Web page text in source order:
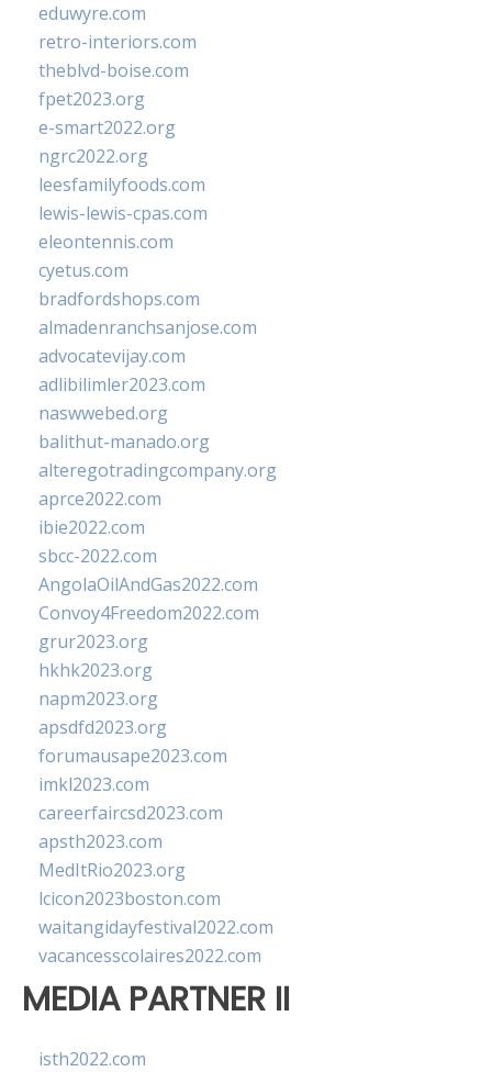
eduwyre.com
retro-interiors.com
theblvd-boise.com
fpet2023.org
e-smart2022.org
ngrc2022.org
leesfamilyfoods.com
lewis-lewis-cpas.com
eleontennis.com
cyetus.com
bradfordshops.com
almadenranchsanjose.com
advocatevijay.com
adlibilimler2023.com
naswwebed.org
balithut-manado.org
alteregotradingcompany.org
aprce2022.com
ibie2022.com
sbcc-2022.com
AngolaOilAndGas2022.com
Convoy4Freedom2022.com
grur2023.org
hkhk2023.org
napm2023.org
apsdfd2023.org
forumausape2023.com
imkl2023.com
careerfaircsd2023.com
apsth2023.com
MedItRio2023.org
lcicon2023boston.com
waitangidayfestival2022.com
vacancesscolaires2022.com
MEDIA PARTNER II
isth2022.com